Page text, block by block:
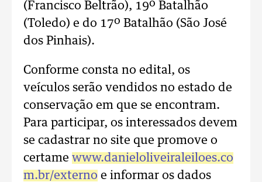
(Francisco Beltrão), 19º Batalhão
(Toledo) e do 17º Batalhão (São José
dos Pinhais).
Conforme consta no edital, os
veículos serão vendidos no estado de
conservação em que se encontram.
Para participar, os interessados devem
se cadastrar no site que promove o
certame www.danieloliveiraleiloes.co
m.br/externo e informar os dados